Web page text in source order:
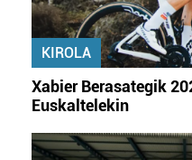
KIROLA
Xabier Berasategik
Euskaltelekin